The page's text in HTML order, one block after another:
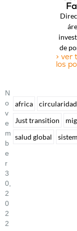
de
> ver
los
N
O
V
E
M
B
E
R
3
0,
2
0
2
2
africa
Just transition
salud global